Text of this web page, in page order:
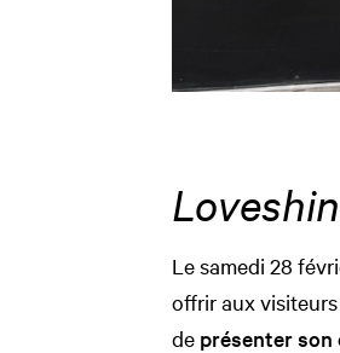
Le samedi 28
offrir aux
de présenter son